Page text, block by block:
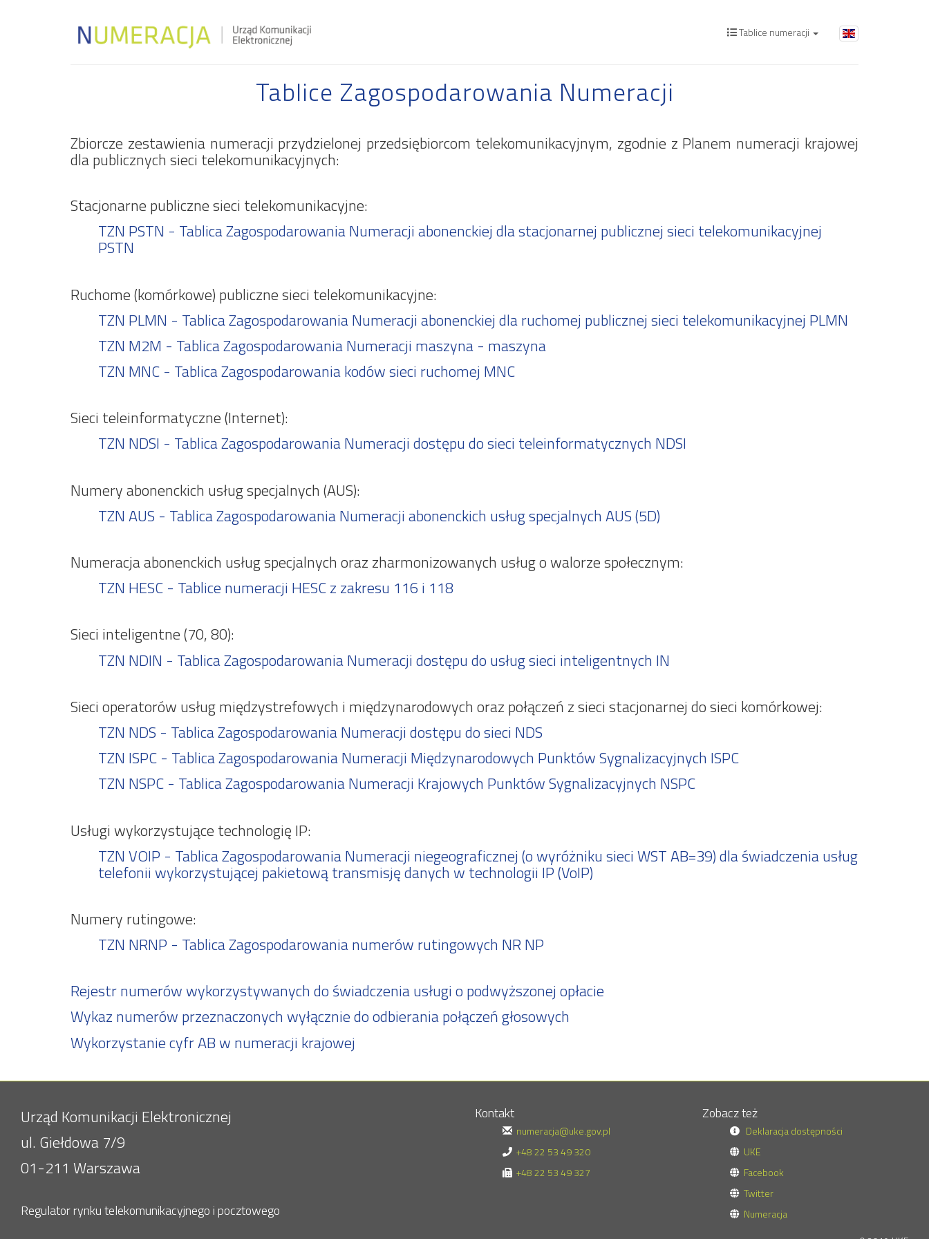
Tablice numeracji
Tablice Zagospodarowania Numeracji
Zbiorcze zestawienia numeracji przydzielonej przedsiębiorcom telekomunikacyjnym, zgodnie z Planem numeracji krajowej
dla publicznych sieci telekomunikacyjnych:
Stacjonarne publiczne sieci telekomunikacyjne:
TZN PSTN - Tablica Zagospodarowania Numeracji abonenckiej dla stacjonarnej publicznej sieci telekomunikacyjnej
PSTN
Ruchome (komórkowe) publiczne sieci telekomunikacyjne:
TZN PLMN - Tablica Zagospodarowania Numeracji abonenckiej dla ruchomej publicznej sieci telekomunikacyjnej PLMN
TZN M2M - Tablica Zagospodarowania Numeracji maszyna - maszyna
TZN MNC - Tablica Zagospodarowania kodów sieci ruchomej MNC
Sieci teleinformatyczne (Internet):
TZN NDSI - Tablica Zagospodarowania Numeracji dostępu do sieci teleinformatycznych NDSI
Numery abonenckich usług specjalnych (AUS):
TZN AUS - Tablica Zagospodarowania Numeracji abonenckich usług specjalnych AUS (5D)
Numeracja abonenckich usług specjalnych oraz zharmonizowanych usług o walorze społecznym:
TZN HESC - Tablice numeracji HESC z zakresu 116 i 118
Sieci inteligentne (70, 80):
TZN NDIN - Tablica Zagospodarowania Numeracji dostępu do usług sieci inteligentnych IN
Sieci operatorów usług międzystrefowych i międzynarodowych oraz połączeń z sieci stacjonarnej do sieci komórkowej:
TZN NDS - Tablica Zagospodarowania Numeracji dostępu do sieci NDS
TZN ISPC - Tablica Zagospodarowania Numeracji Międzynarodowych Punktów Sygnalizacyjnych ISPC
TZN NSPC - Tablica Zagospodarowania Numeracji Krajowych Punktów Sygnalizacyjnych NSPC
Usługi wykorzystujące technologię IP:
TZN VOIP - Tablica Zagospodarowania Numeracji niegeograficznej (o wyróżniku sieci WST AB=39) dla świadczenia usług
telefonii wykorzystującej pakietową transmisję danych w technologii IP (VoIP)
Numery rutingowe:
TZN NRNP - Tablica Zagospodarowania numerów rutingowych NR NP
Rejestr numerów wykorzystywanych do świadczenia usługi o podwyższonej opłacie
Wykaz numerów przeznaczonych wyłącznie do odbierania połączeń głosowych
Wykorzystanie cyfr AB w numeracji krajowej
Urząd Komunikacji Elektronicznej
ul. Giełdowa 7/9
01-211 Warszawa
Regulator rynku telekomunikacyjnego i pocztowego
Kontakt
numeracja@uke.gov.pl
+48 22 53 49 320
+48 22 53 49 327
Zobacz też
Deklaracja dostępności
UKE
Facebook
Twitter
Numeracja